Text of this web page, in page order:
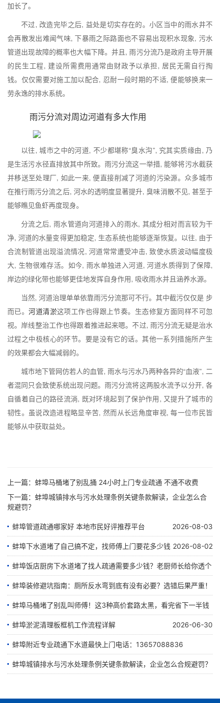
加长了。
不过, 改造完毕之后, 益处是切实存在的。小区当中的雨水井不
会再散发出难闻气味, 下暴雨之际路面也不容易出现积水现象, 污水
管道出现故障的概率也大幅下降。并且, 雨污分流乃是政府主导开展
的民生工程, 建设所需费用通常由财政予以承担, 居民无需自行掏
钱。仅仅需要对施工加以配合, 忍耐一段时期的不适, 便能够换来一
劳永逸的排水系统。
雨污分流对周边河道有多大作用
以往, 城市之中的河道, 不少都堪称“臭水沟”, 究其实质缘由, 乃
是生活污水径直排放其中所致。雨污分流这一举措, 能够将污水截获
并移送至处理厂, 如此一来, 便直接削减了河道的污染源。众多城市
在推行雨污分流之后, 河水的透明度显著提升, 臭味消散不见, 甚至于
能够瞧见鱼虾再度现身。
分流之后, 雨水管道向河道排入的雨水, 其成分相对而言较为干
净, 河道的水量变得更加稳定, 生态系统也能够逐渐恢复。以往, 由于
合流制管道出现溢流情况, 河道常常遭受冲击, 致使水质波动幅度极
大, 生物很难存活。如今, 雨水单独进入河道, 河道水质得到了保障,
岸边的绿化带也能够更佳地发挥自身作用, 吸收雨水并且涵养水源。
当然, 河道治理单单依靠雨污分流那可不行。其中截污仅仅是 步
而已。河道清淤这项工作也得跟上节奏。生态修复方面同样不可忽
视。岸线整治工作也得跟着推进起来嗯。不过, 雨污分流无疑是治水
过程之中极核心的环节。要是没有它的话。其他一系列措施所产生
的效果都会大幅减弱的。
城市地下管网仿若人的血管, 雨水与污水乃两种各异的“血液”, 二
者混同只会致使系统出现问题。雨污分流将这两股水流予以分开, 各
自循着自己的路径流淌, 既对环境起到了保护作用, 又提升了城市的
韧性。虽说改造进程略显辛苦, 然而从长远角度审视, 每一位市民皆
能够从中获取益处。
上一篇： 蚌埠马桶堵了别乱捅 24小时上门专业疏通 不通不收费
下一篇： 蚌埠城镇排水与污水处理条例关键条款解读，企业怎么合
规避罚？
蚌埠管道疏通哪家好 本地市民好评推荐平台 2026-08-03
蚌埠下水道堵了自己搞不定，找师傅上门要花多少钱 2026-08-02
蚌埠饭店厨房下水道堵了找人疏通需要多少钱？老厨师长给你透个
底
2026-07-25
蚌埠装修避坑指南：厕所反水弯到底有没有必要？选错后果严重！
2026-07-21
蚌埠马桶堵了别乱叫师傅！这3种高价套路太黑，看完省下一半钱
2026-07-12
蚌埠淤泥清理板框机工作流程详解 2026-06-30
蚌埠附近专业疏通下水道最快上门电话：13657088836
2026-06-28
蚌埠城镇排水与污水处理条例关键条款解读，企业怎么合规避罚？